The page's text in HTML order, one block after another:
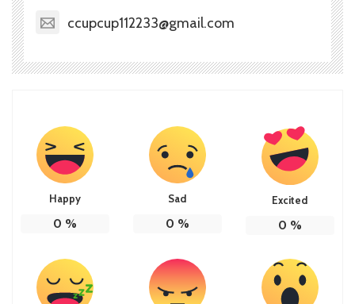
ccupcup112233@gmail.com
Happy
0 %
Sad
0 %
Excited
0 %